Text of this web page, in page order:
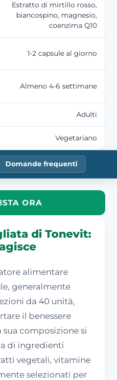
Estratto di mirtillo rosso,
biancospino, magnesio,
coenzima Q10
1-2 capsule al giorno
Almeno 4-6 settimane
Adulti
Vegetariano
Domande frequenti
ORA
di Tonevit:
alimentare
generalmente
da 40 unità,
il benessere
sua composizione si
di ingredienti
vegetali, vitamine
selezionati per